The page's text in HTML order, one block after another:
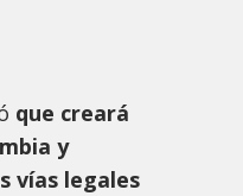
que creará
y
vías legales